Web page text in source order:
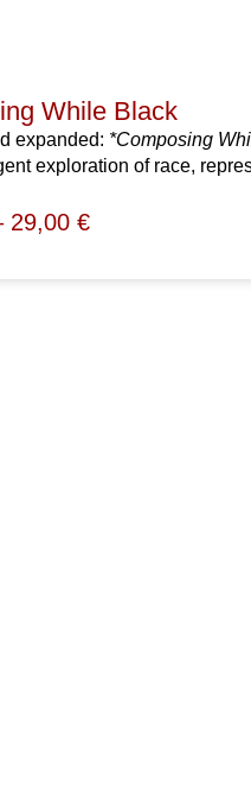
While Black
expanded: *Composing
exploration of race,
29,00 €